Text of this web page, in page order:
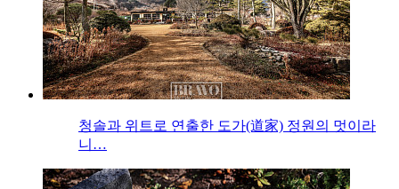
청솔과 위트로 연출한 도가(道家) 정원의 멋이라
니…